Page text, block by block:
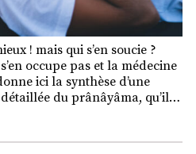
! mais qui s’en soucie ?
occupe pas et la médecine
ici la synthèse d’une
du prânâyâma, qu’il…